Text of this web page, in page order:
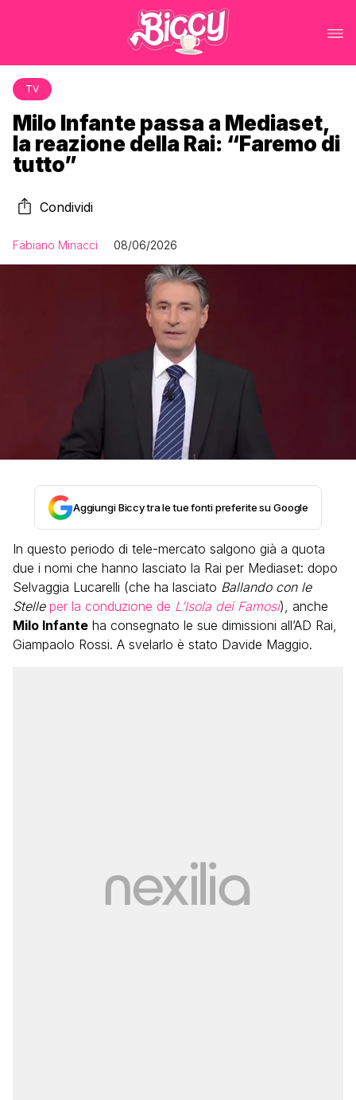
TV
Milo Infante passa a Mediaset,
la reazione della Rai: “Faremo di
tutto”
Condividi
Fabiano Minacci 08/06/2026
Aggiungi Biccy tra le tue fonti preferite su Google
In questo periodo di tele-mercato salgono già a quota
due i nomi che hanno lasciato la Rai per Mediaset: dopo
Selvaggia Lucarelli (che ha lasciato Ballando con le
Stelle per la conduzione de L’Isola dei Famosi), anche
Milo Infante ha consegnato le sue dimissioni all’AD Rai,
Giampaolo Rossi. A svelarlo è stato Davide Maggio.